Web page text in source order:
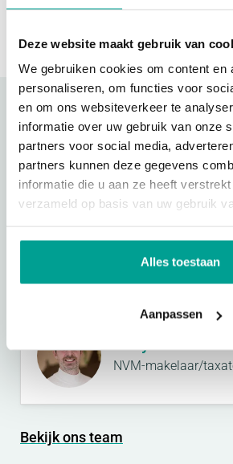
Deze website maakt gebruik van
We gebruiken cookies om content en
personaliseren, om functies voor
en om ons websiteverkeer te
informatie over uw gebruik van onze
partners voor social media,
partners kunnen deze gegevens
informatie die u aan ze heeft
verzameld op basis van uw gebruik
Alles toestaan
Aanpassen
180 m2
Contactopnemen?
Van der Panne helpt u graag snel
0180 33 22 22
Onzemakelaars
NVM-makelaar/
Bekijk ons team